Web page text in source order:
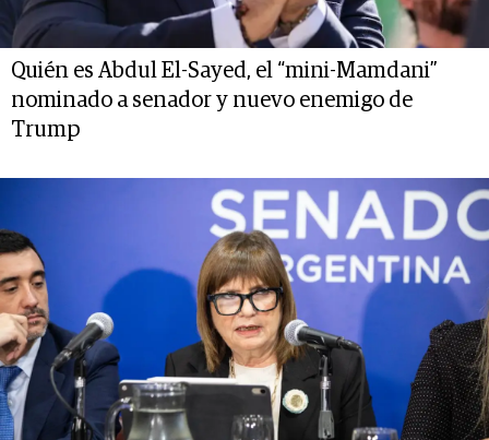
Quién es Abdul El-Sayed, el “mini-Mamdani”
nominado a senador y nuevo enemigo de
Trump